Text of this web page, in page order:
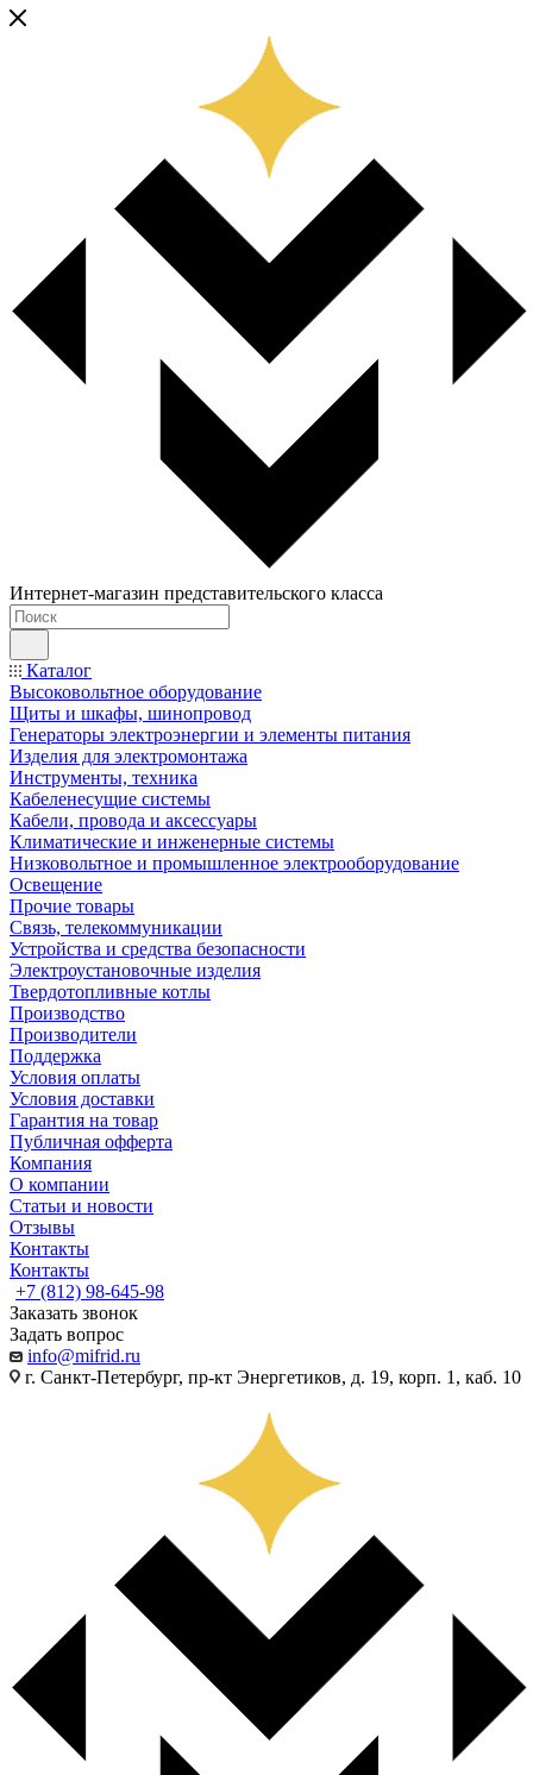
Интернет-магазин представительского класса
Каталог
Высоковольтное оборудование
Щиты и шкафы, шинопровод
Генераторы электроэнергии и элементы питания
Изделия для электромонтажа
Инструменты, техника
Кабеленесущие системы
Кабели, провода и аксессуары
Климатические и инженерные системы
Низковольтное и промышленное электрооборудование
Освещение
Прочие товары
Связь, телекоммуникации
Устройства и средства безопасности
Электроустановочные изделия
Твердотопливные котлы
Производство
Производители
Поддержка
Условия оплаты
Условия доставки
Гарантия на товар
Публичная офферта
Компания
О компании
Статьи и новости
Отзывы
Контакты
Контакты
+7 (812) 98-645-98
Заказать звонок
Задать вопрос
info@mifrid.ru
г. Санкт-Петербург, пр-кт Энергетиков, д. 19, корп. 1, каб. 10